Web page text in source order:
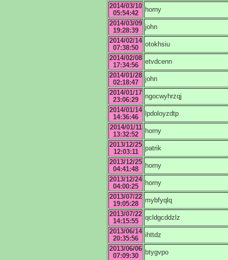
2014/03/10
05:54:42
horny
2014/03/09
19:28:39
john
2014/02/14
07:38:50
otokhsiu
2014/02/08
17:34:56
etvdcenn
2014/01/28
02:18:47
john
2014/01/17
23:06:29
ngocwyhrzqj
2014/01/14
14:36:46
lpdoloyzdtp
2014/01/11
13:32:52
horny
2013/12/25
12:03:11
patrik
2013/12/25
04:41:48
horny
2013/12/24
04:00:25
horny
2013/07/22
19:05:28
mybfyqlq
2013/07/22
14:15:55
qcldgcddzlz
2013/06/14
20:35:56
ihttdz
2013/06/06
07:09:30
btygvpo